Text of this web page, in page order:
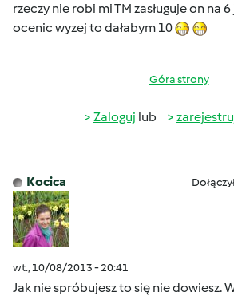
rzeczy nie robi mi TM zasługuje on na
ocenic wyzej to dałabym 10
Góra strony
Zaloguj lub
Kocica
wt., 10/08/2013 - 20:41
Jak nie spróbujesz to się nie dowiesz.